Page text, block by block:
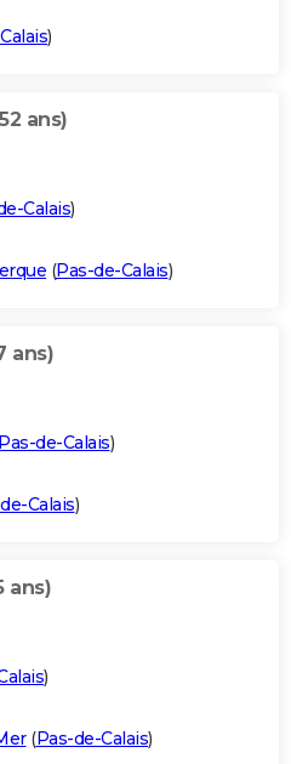
)
ans)
Calais)
(Pas-de-Calais)
ans)
de-Calais)
Calais)
ans)
)
(Pas-de-Calais)